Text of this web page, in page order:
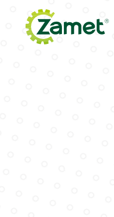
springen